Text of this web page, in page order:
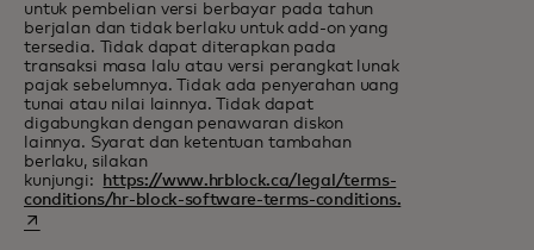
untuk pembelian versi berbayar pada tahun
berjalan dan tidak berlaku untuk add-on yang
tersedia. Tidak dapat diterapkan pada
transaksi masa lalu atau versi perangkat lunak
pajak sebelumnya. Tidak ada penyerahan uang
tunai atau nilai lainnya. Tidak dapat
digabungkan dengan penawaran diskon
lainnya. Syarat dan ketentuan tambahan
berlaku, silakan
kunjungi:
https://www.hrblock.ca/legal/terms-
conditions/hr-block-software-terms-conditions.opens in a new